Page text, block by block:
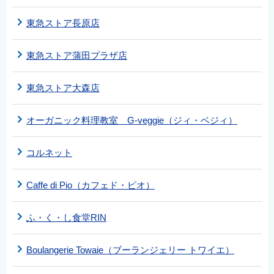
東急ストア長原店
東急ストア蒲田プラザ店
東急ストア大森店
オーガニック料理教室 G-veggie（ジィ・ベジィ）
コルネット
Caffe di Pio（カフェド・ピオ）
ふ・く・し食堂RIN
Boulangerie Towaie（ブーランジェリー トワイエ）